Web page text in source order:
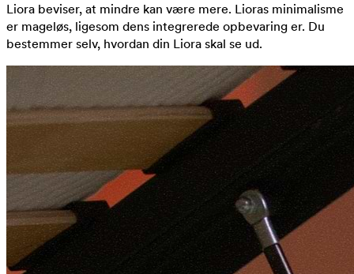
Liora beviser, at mindre kan være mere. Lioras minimalisme
er mageløs, ligesom dens integrerede opbevaring er. Du
bestemmer selv, hvordan din Liora skal se ud.